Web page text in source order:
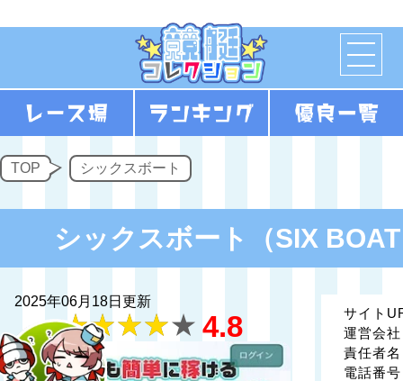
TOP シックスボート
シックスボート（SIX
2025年06月18日更新
4.8
サイト
運営会社
責任者名
電話番号